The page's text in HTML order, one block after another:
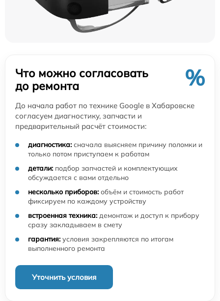
Что можно согласовать
до ремонта
%
До начала работ по технике Google в Хабаровске
согласуем диагностику, запчасти и
предварительный расчёт стоимости:
диагностика: сначала выясняем причину поломки и
только потом приступаем к работам
детали: подбор запчастей и комплектующих
обсуждается с вами отдельно
несколько приборов: объём и стоимость работ
фиксируем по каждому устройству
встроенная техника: демонтаж и доступ к прибору
сразу закладываем в смету
гарантия: условия закрепляются по итогам
выполненного ремонта
Уточнить условия